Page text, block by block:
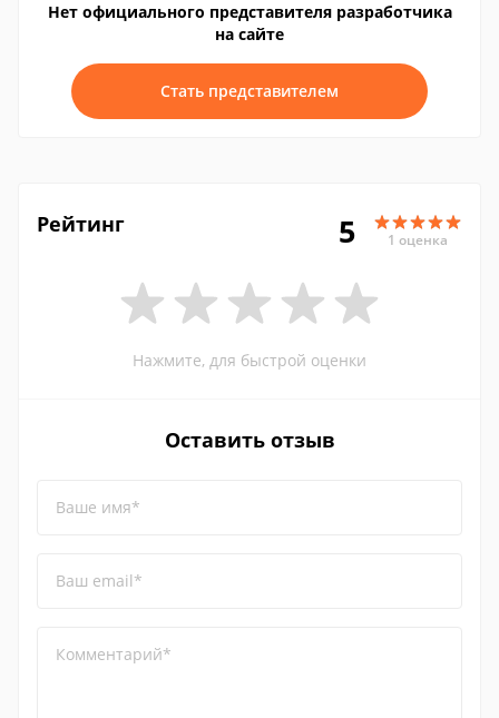
Нет официального представителя разработчика
на сайте
Стать представителем
Рейтинг 5 1 оценка
Нажмите, для быстрой оценки
Оставить отзыв
Ваше имя*
Ваш email*
Комментарий*